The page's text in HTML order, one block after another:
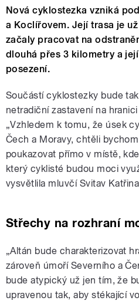
Nová cyklostezka vzniká
a Koclířovem. Její trasa je
začaly pracovat na
dlouhá přes 3 kilometry a
posezení.
Součástí cyklostezky bude
netradiční zastavení na
„Vzhledem k tomu, že úsek
Čech a Moravy, chtěli
poukazovat přímo v místě,
který cyklisté budou moci
vysvětlila mluvčí Svitav
Střechy na rozhraní
„Altán bude charakterizovat
zároveň úmoří Severního a
bude atypický už jen tím, že
upravenou tak, aby stékající